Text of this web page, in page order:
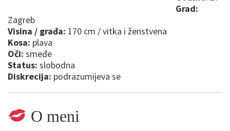
Grad:
Zagreb
Visina / građa: 170 cm / vitka i ženstvena
Kosa: plava
Oči: smeđe
Status: slobodna
Diskrecija: podrazumijeva se
O meni